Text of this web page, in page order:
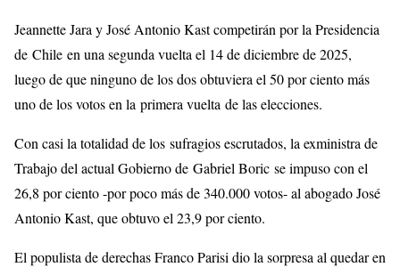
Jeannette Jara y José Antonio Kast competirán por la Presidencia
de Chile en una segunda vuelta el 14 de diciembre de 2025,
luego de que ninguno de los dos obtuviera el 50 por ciento más
uno de los votos en la primera vuelta de las elecciones.
Con casi la totalidad de los sufragios escrutados, la exministra de
Trabajo del actual Gobierno de Gabriel Boric se impuso con el
26,8 por ciento -por poco más de 340.000 votos- al abogado José
Antonio Kast, que obtuvo el 23,9 por ciento.
El populista de derechas Franco Parisi dio la sorpresa al quedar en